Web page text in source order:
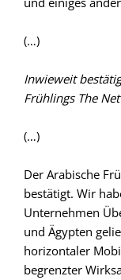
(…)
Inwieweit
Frühlings The
(…)
Der Arabische
bestätigt. Wir
Unternehmen
und Ägypten
horizontaler
begrenzter